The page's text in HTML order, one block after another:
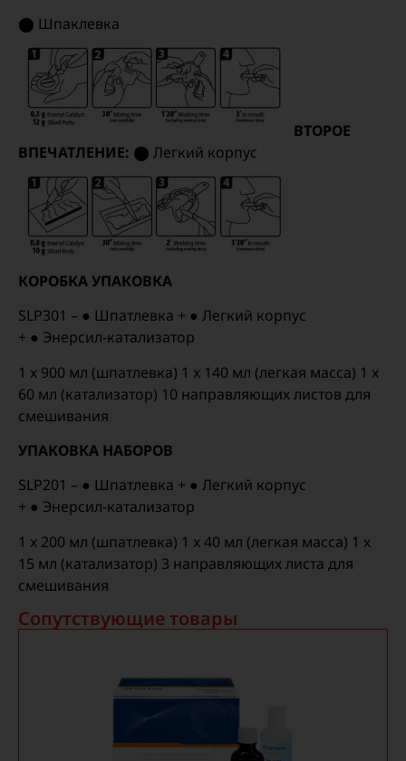
⬤ Шпаклевка
ВТОРОЕ
ВПЕЧАТЛЕНИЕ: ⬤ Легкий корпус
КОРОБКА УПАКОВКА
SLP301 – ● Шпатлевка + ● Легкий корпус
+ ● Энерсил-катализатор
1 x 900 мл (шпатлевка) 1 x 140 мл (легкая масса) 1 x
60 мл (катализатор) 10 направляющих листов для
смешивания
УПАКОВКА НАБОРОВ
SLP201 – ● Шпатлевка + ● Легкий корпус
+ ● Энерсил-катализатор
1 x 200 мл (шпатлевка) 1 x 40 мл (легкая масса) 1 x
15 мл (катализатор) 3 направляющих листа для
смешивания
Сопутствующие товары